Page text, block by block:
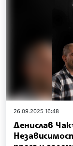
26.09.2025 16:48
Денислав